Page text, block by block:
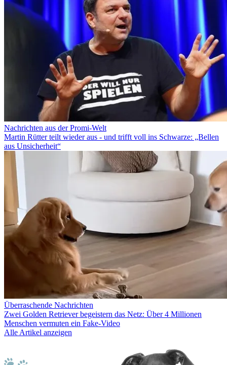
Nachrichten aus der Promi-Welt
Martin Rütter teilt wieder aus - und trifft voll ins Schwarze: „Bellen
aus Unsicherheit“
Überraschende Nachrichten
Zwei Golden Retriever begeistern das Netz: Über 4 Millionen
Menschen vermuten ein Fake-Video
Alle Artikel anzeigen